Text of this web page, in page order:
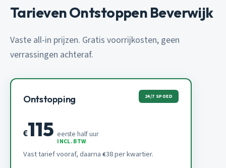
Tarieven Ontstoppen Beverwijk
Vaste all-in prijzen. Gratis voorrijkosten, geen
verrassingen achteraf.
Ontstopping 24/7 SPOED
€115 eerste half uur
INCL. BTW
Vast tarief vooraf, daarna €38 per kwartier.